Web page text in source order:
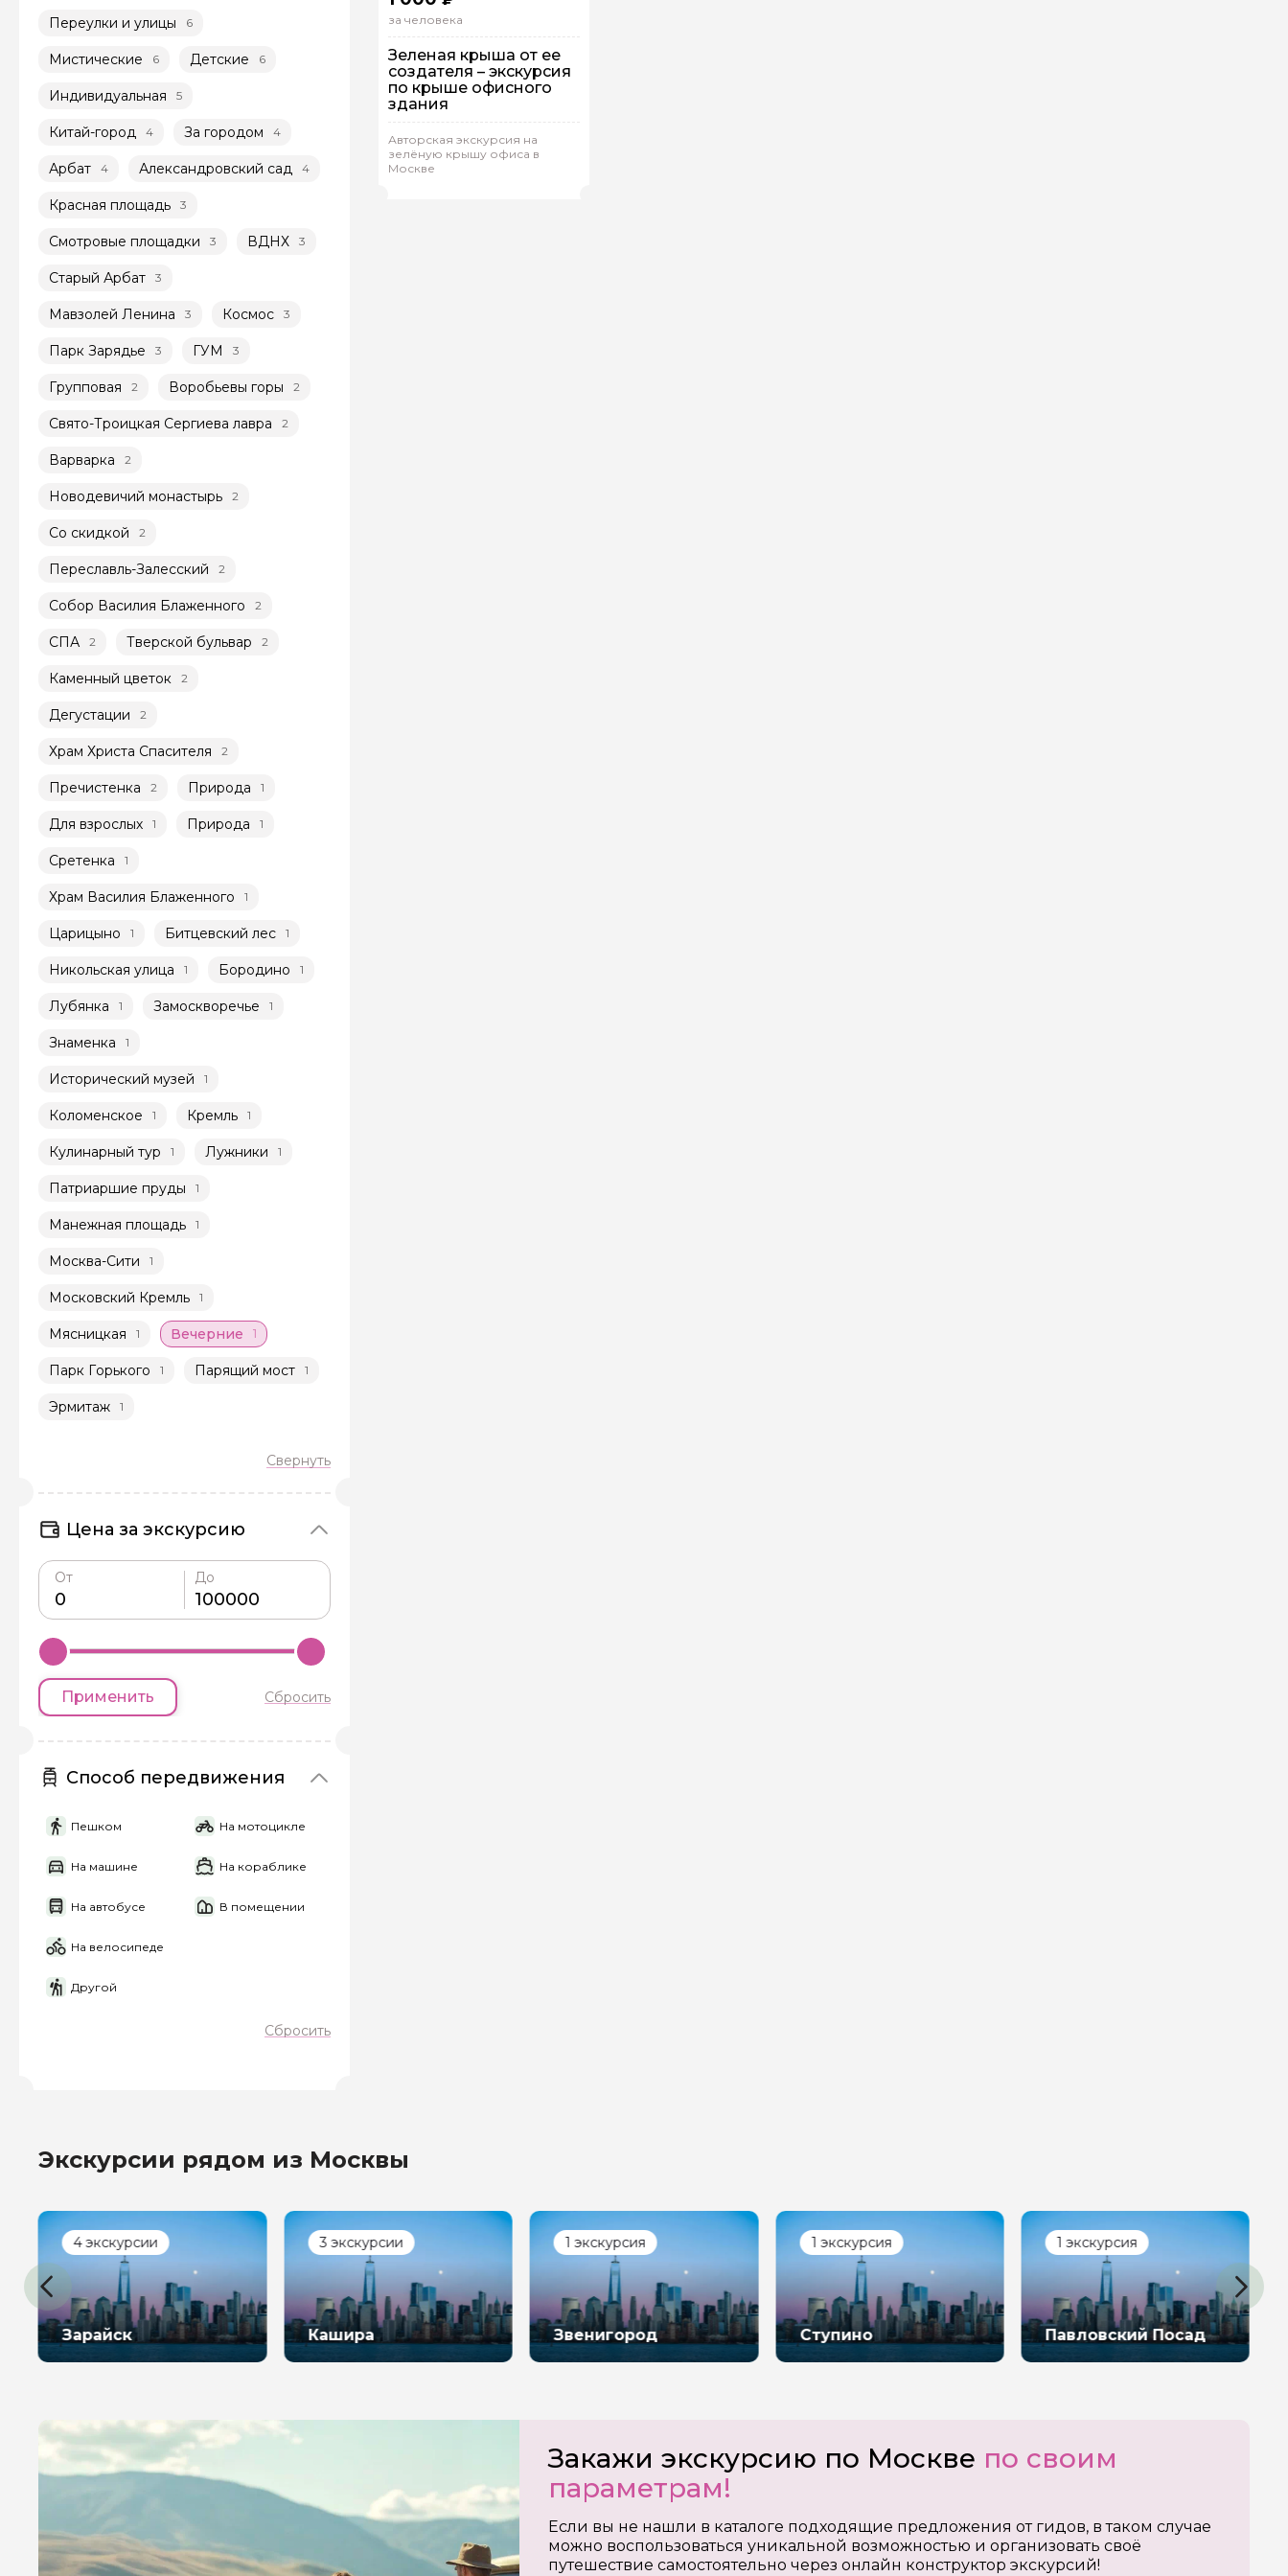
Переулки и улицы 6
Мистические 6 Детские 6
Индивидуальная 5
Китай-город 4 За городом 4
Арбат 4 Александровский сад 4
Красная площадь 3
Смотровые площадки 3 ВДНХ 3
Старый Арбат 3
Мавзолей Ленина 3 Космос 3
Парк Зарядье 3 ГУМ 3
Групповая 2 Воробьевы горы 2
Свято-Троицкая Сергиева лавра 2
Варварка 2
Новодевичий монастырь 2
Со скидкой 2
Переславль-Залесский 2
Собор Василия Блаженного 2
СПА 2 Тверской бульвар 2
Каменный цветок 2
Дегустации 2
Храм Христа Спасителя 2
Пречистенка 2 Природа 1
Для взрослых 1 Природа 1
Сретенка 1
Храм Василия Блаженного 1
Царицыно 1 Битцевский лес 1
Никольская улица 1 Бородино 1
Лубянка 1 Замоскворечье 1
Знаменка 1
Исторический музей 1
Коломенское 1 Кремль 1
Кулинарный тур 1 Лужники 1
Патриаршие пруды 1
Манежная площадь 1
Москва-Сити 1
Московский Кремль 1
Мясницкая 1 Вечерние 1
Парк Горького 1 Парящий мост 1
Эрмитаж 1
Цена за экскурсию
От До
Применить Сбросить
Способ передвижения
Пешком На мотоцикле
На машине На кораблике
На автобусе В помещении
На велосипеде
Другой
Сбросить
за человека
Зеленая крыша от ее
создателя – экскурсия
по крыше офисного
здания
Авторская экскурсия на
зелёную крышу офиса в
Москве
Групповая Пешком
Экскурсии рядом из Москвы
4 экскурсии
Зарайск
3 экскурсии
Кашира
1 экскурсия
Звенигород
1 экскурсия
Ступино
1 экскурсия
Павловский Посад
Закажи экскурсию по Москве по своим
параметрам!
Если вы не нашли в каталоге подходящие предложения от гидов, в таком случае
можно воспользоваться уникальной возможностью и организовать своё
путешествие самостоятельно через онлайн конструктор экскурсий!